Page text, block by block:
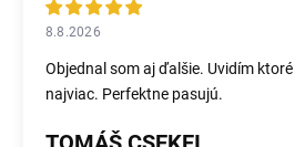
8.8.2026
Objednal som aj ďalšie. Uvidím
najviac. Perfektne pasujú.